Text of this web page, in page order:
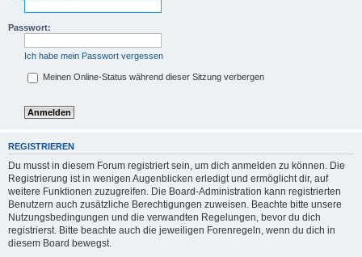
Passwort:
Ich habe mein Passwort vergessen
Meinen Online-Status während dieser Sitzung verbergen
REGISTRIEREN
Du musst in diesem Forum registriert sein, um dich anmelden zu können. Die
Registrierung ist in wenigen Augenblicken erledigt und ermöglicht dir, auf
weitere Funktionen zuzugreifen. Die Board-Administration kann registrierten
Benutzern auch zusätzliche Berechtigungen zuweisen. Beachte bitte unsere
Nutzungsbedingungen und die verwandten Regelungen, bevor du dich
registrierst. Bitte beachte auch die jeweiligen Forenregeln, wenn du dich in
diesem Board bewegst.